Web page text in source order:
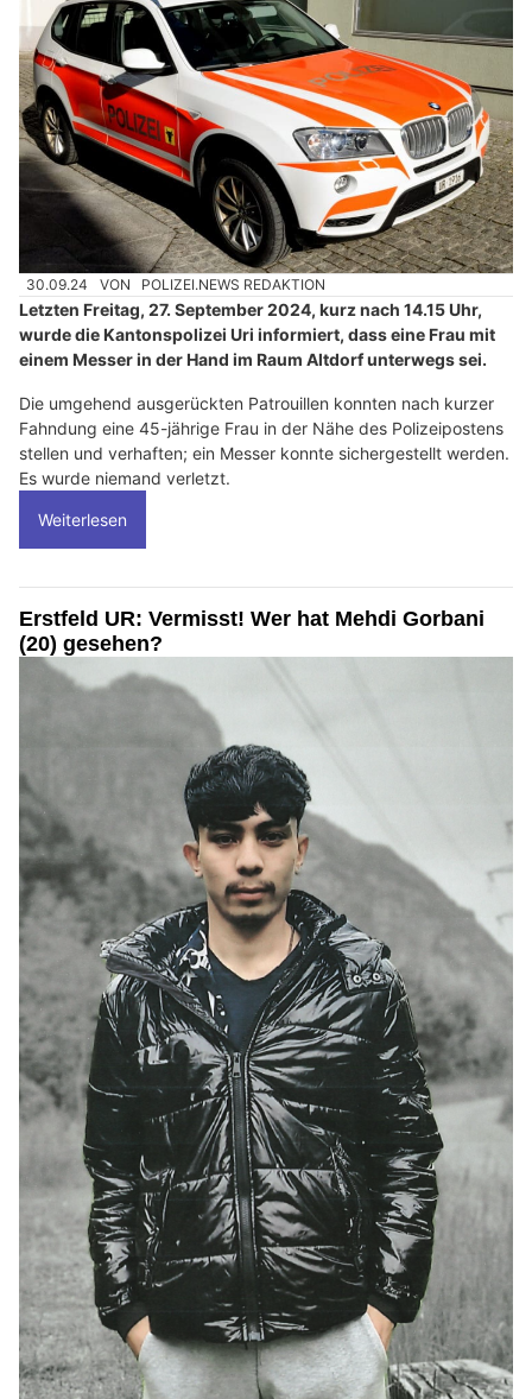
30.09.24 VON POLIZEI.NEWS REDAKTION
Letzten Freitag, 27. September 2024, kurz nach 14.15 Uhr,
wurde die Kantonspolizei Uri informiert, dass eine Frau mit
einem Messer in der Hand im Raum Altdorf unterwegs sei.
Die umgehend ausgerückten Patrouillen konnten nach kurzer
Fahndung eine 45-jährige Frau in der Nähe des Polizeipostens
stellen und verhaften; ein Messer konnte sichergestellt werden.
Es wurde niemand verletzt.
Weiterlesen
Erstfeld UR: Vermisst! Wer hat Mehdi Gorbani
(20) gesehen?